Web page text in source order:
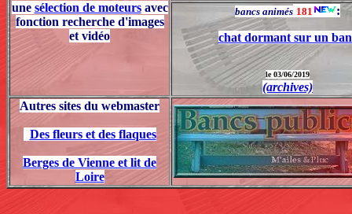
une sélection de moteursavec
fonction recherche d'images
et vidéo
bancs animés 181
:
chat dormant sur un
le 03/06/2019
(archives)
Autres sites du webmaster
Des fleurs et des flaques
Berges de Vienne et lit de
Loire